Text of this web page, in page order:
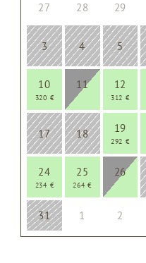
27 28 29
3 4 5
10
320 €
11 12
312 €
17 18 19
292 €
24
234 €
25
264 €
26
31 1 2